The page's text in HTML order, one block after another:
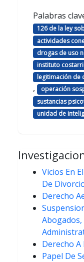
Palabras
126 de la ley
actividades
drogas de uso
instituto
legitimación de
, operación
sustancias
unidad de
Vicios En
De
Derecho
Abogados,
Derecho A
Papel De